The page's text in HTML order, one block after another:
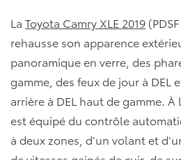
La Toyota Camry XLE 2019
rehausse son apparence
panoramique en verre, des
gamme, des feux de jour à DEL
arrière à DEL haut de gamme.
est équipé du contrôle
à deux zones, d’un volant et